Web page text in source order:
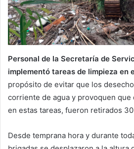
Personal de la Secretaría de
implementó tareas de limpieza en
propósito de evitar que los
corriente de agua y provoquen que
en estas tareas, fueron retirados
Desde temprana hora y durante